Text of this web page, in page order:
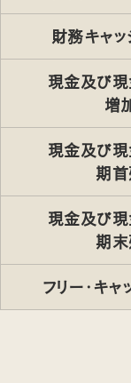
財務キャッ
現金及び
増
現金及び
期
現金及び
期
フリー・キャ